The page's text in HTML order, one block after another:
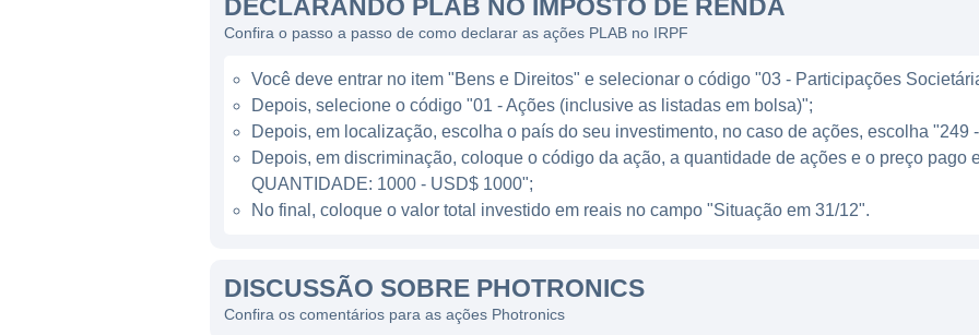
inovações por diversas indústrias em diferentes contextos tecnológicos.
excelência em qualidade e inovação. A empresa tem como objetivo ajudar seus
tecnológicos e alcançar a liderança em seus próprios mercados. A Photronics realiza
em pesquisa e desenvolvimento, focando na criação de soluções avançadas que
do setor de semicondutores e outros setores adjacentes.
Hoje, a Photronics é reconhecida como uma referência na indústria de fotomáscaras,
significativa de mercado. A empresa está posicionada de maneira favorável para
DECLARANDO PLAB NO IMPOSTO DE RENDA
Confira o passo a passo de como declarar as ações PLAB no IRPF
Você deve entrar no item "Bens e Direitos" e selecionar o código "03 - Participações
Depois, selecione o código "01 - Ações (inclusive as listadas em bolsa)";
Depois, em localização, escolha o país do seu investimento, no caso de ações, escolha "249
Depois, em discriminação, coloque o código da ação, a quantidade de ações e o preço pago
QUANTIDADE: 1000 - USD$ 1000";
No final, coloque o valor total investido em reais no campo "Situação em 31/12".
DISCUSSÃO SOBRE PHOTRONICS
Confira os comentários para as ações Photronics